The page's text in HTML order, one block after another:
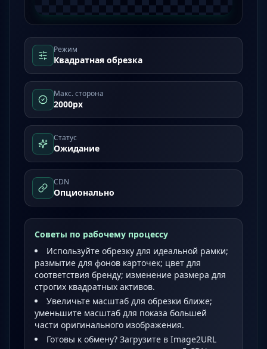
Режим
Квадратная обрезка
Макс. сторона
2000px
Статус
Ожидание
CDN
Опционально
Советы по рабочему процессу
Используйте обрезку для идеальной рамки;
размытие для фонов карточек; цвет для
соответствия бренду; изменение размера для
строгих квадратных активов.
Увеличьте масштаб для обрезки ближе;
уменьшите масштаб для показа большей
части оригинального изображения.
Готовы к обмену? Загрузите в Image2URL